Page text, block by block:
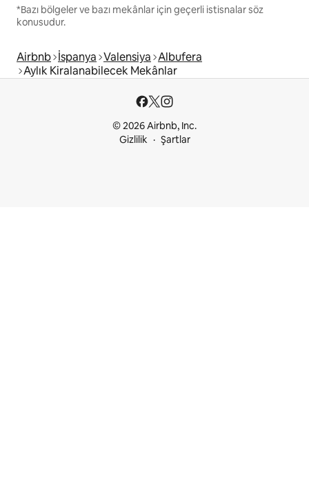
*Bazı bölgeler ve bazı mekânlar için geçerli istisnalar söz
konusudur.
Airbnb İspanya Valensiya Albufera
Aylık Kiralanabilecek Mekânlar
© 2026 Airbnb, Inc.
Gizlilik
Şartlar